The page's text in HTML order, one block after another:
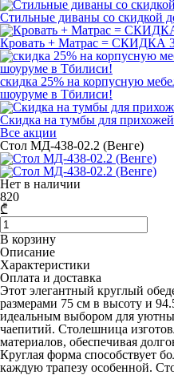
Стильные диваны со скидкой
Кровать + Матрас = СКИДКА
скидка 25% на корпусную
шоуруме в Тбилиси!
Скидка на тумбы для
Все акции
Стол МД-438-02.2 (Венге)
Нет в наличии
820
₾
В корзину
Описание
Характеристики
Оплата и доставка
Этот элегантный круглый
размерами 75 см в высоту и
идеальным выбором для
чаепитий. Столешница
материалов, обеспечивая
Круглая форма способствует
каждую трапезу особенной.